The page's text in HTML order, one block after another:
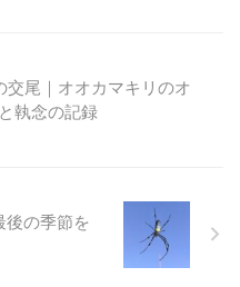
交尾｜オオカマキリのオ
執念の記録
の季節を